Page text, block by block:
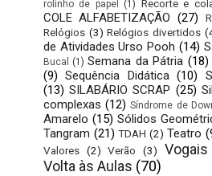
rolinho de papel
(1) Recorte e
COLE ALFABETIZAÇÃO (27)
Relógios (3) Relógios divertidos
de Atividades Urso Pooh (14)
Bucal
(1) Semana da Pátria (18)
(9) Sequência Didática (10)
(13) SILABÁRIO SCRAP (25)
complexas (12) Síndrome de
Amarelo (15) Sólidos
Tangram (21) TDAH (2) Teatro
Valores (2) Verão (3)
Volta às Aulas (70)